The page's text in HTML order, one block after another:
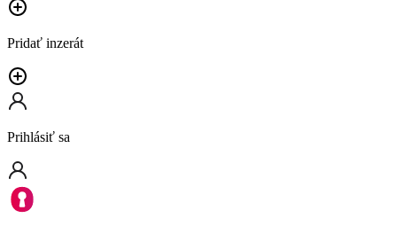
Pridať inzerát
Prihlásiť sa